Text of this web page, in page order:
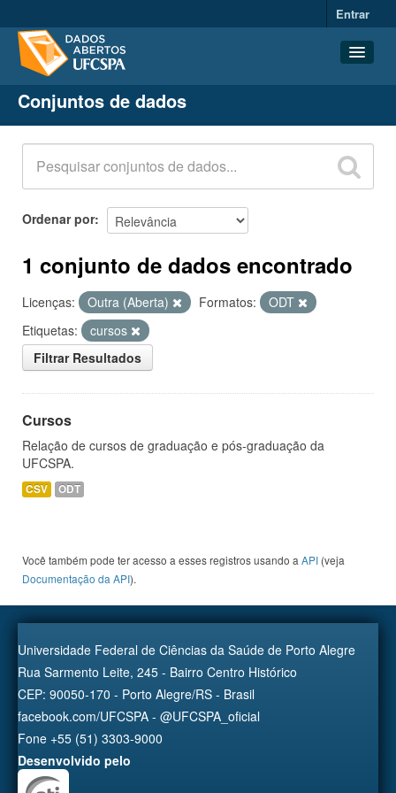
Entrar
Conjuntos de dados
Organizações
Grupos
Sobre
Conjuntos de dados
Ordenar por
1 conjunto de dados encontrado
Licenças: Outra (Aberta) Formatos:
ODT
Etiquetas:
cursos
Filtrar Resultados
Cursos
Relação de cursos de graduação e pós-graduação da
UFCSPA.
CSV ODT
Você também pode ter acesso a esses registros usando a API (veja
Documentação da API).
Universidade Federal de Ciências da Saúde de Porto Alegre
Rua Sarmento Leite, 245 - Bairro Centro Histórico
CEP: 90050-170 - Porto Alegre/RS - Brasil
facebook.com/UFCSPA - @UFCSPA_oficial
Fone +55 (51) 3303-9000
Desenvolvido pelo